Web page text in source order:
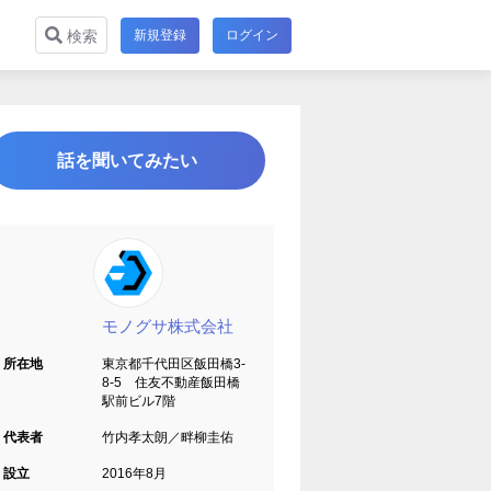
検索 新規登録 ログイン
話を聞いてみたい
モノグサ株式会社
所在地
東京都千代田区飯田橋3-
8-5 住友不動産飯田橋
駅前ビル7階
代表者 竹内孝太朗／畔柳圭佑
設立 2016年8月